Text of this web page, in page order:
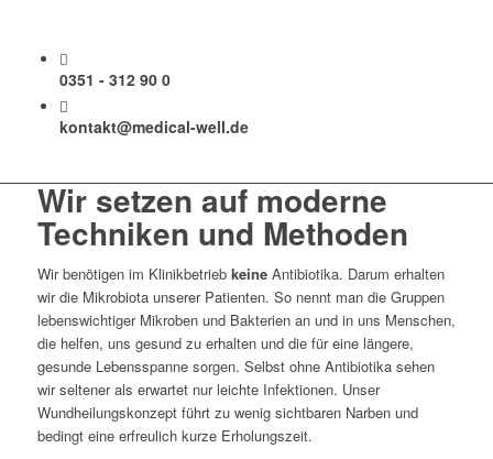
0351 - 312 90 0
kontakt@medical-well.de
Wir setzen auf moderne
Techniken und Methoden
Wir benötigen im Klinikbetrieb keineAntibiotika. Darum erhalten
wir die Mikrobiota unserer Patienten. So nennt man die Gruppen
lebenswichtiger Mikroben und Bakterien an und in uns Menschen,
die helfen, uns gesund zu erhalten und die für eine längere,
gesunde Lebensspanne sorgen. Selbst ohne Antibiotika sehen
wir seltener als erwartet nur leichte Infektionen. Unser
Wundheilungskonzept führt zu wenig sichtbaren Narben und
bedingt eine erfreulich kurze Erholungszeit.